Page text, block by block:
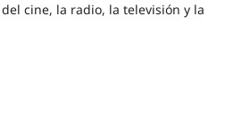
cine, la radio, la televisión y la